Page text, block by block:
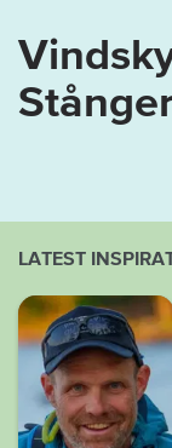
LATEST